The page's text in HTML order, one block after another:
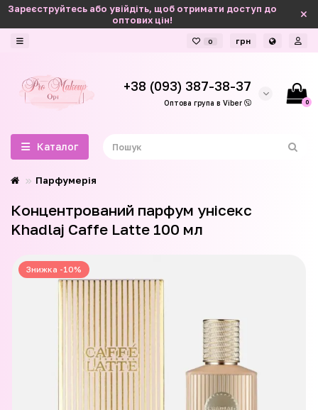
Зареєструйтесь або увійдіть, щоб отримати доступ до
оптових цін!
0 грн
+38 (093) 387-38-37
Оптова група в Viber 0
Каталог
Парфумерія
Концентрований парфум унісекс
Khadlaj Caffe Latte 100 мл
Знижка -10%